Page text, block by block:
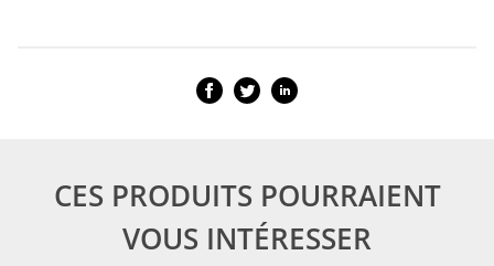
CES PRODUITS POURRAIENT
VOUS INTÉRESSER